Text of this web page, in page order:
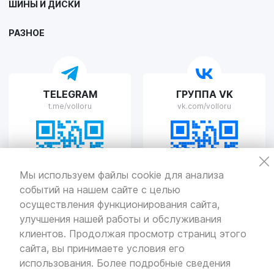
Мы используем файлы cookie для анализа
событий на нашем сайте с целью
осуществления функционирования сайта,
улучшения нашей работы и обслуживания
клиентов. Продолжая просмотр страниц этого
сайта, вы принимаете условия его
использования. Более подробные сведения
г. Липецк, улица Осипенко, д.8
VOLLO Рязань
г. Рязань, улица Островского, д.109/2
Пн-Пт с 9:00 до 20:00, Сб-Вс выходной
VOLLO Тверь
г. Тверь, проспект Николая Корыткова, 17А
Пн-Пт с 9:00 до 19:00 Сб-Вс с 10:00 до 19:00
ШИНЫ И ДИСКИ
РАЗНОЕ
TELEGRAM
t.me/volloru
ГРУППА VK
vk.com/volloru
Политикаконфиденциальности
Разработкаи продвижение — «SeoOlimp»